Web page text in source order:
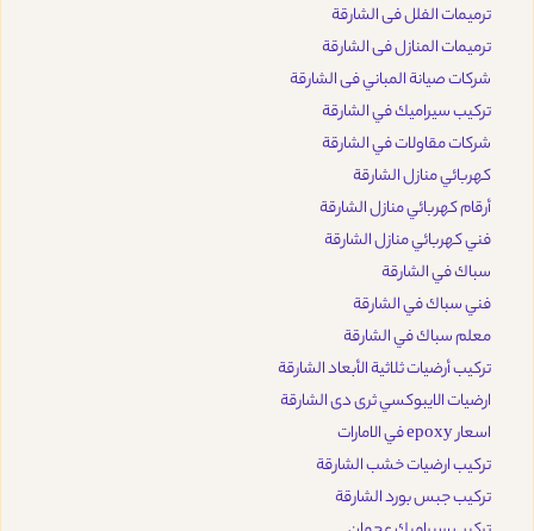
ترميمات الفلل فى الشارقة
ترميمات المنازل فى الشارقة
شركات صيانة المباني فى الشارقة
تركيب سيراميك في الشارقة
شركات مقاولات في الشارقة
كهربائي منازل الشارقة
أرقام كهربائي منازل الشارقة
فني كهربائي منازل الشارقة
سباك في الشارقة
فني سباك في الشارقة
معلم سباك في الشارقة
تركيب أرضيات ثلاثية الأبعاد الشارقة
ارضيات الايبوكسي ثرى دى الشارقة
اسعار epoxy في الامارات
تركيب ارضيات خشب الشارقة
تركيب جبس بورد الشارقة